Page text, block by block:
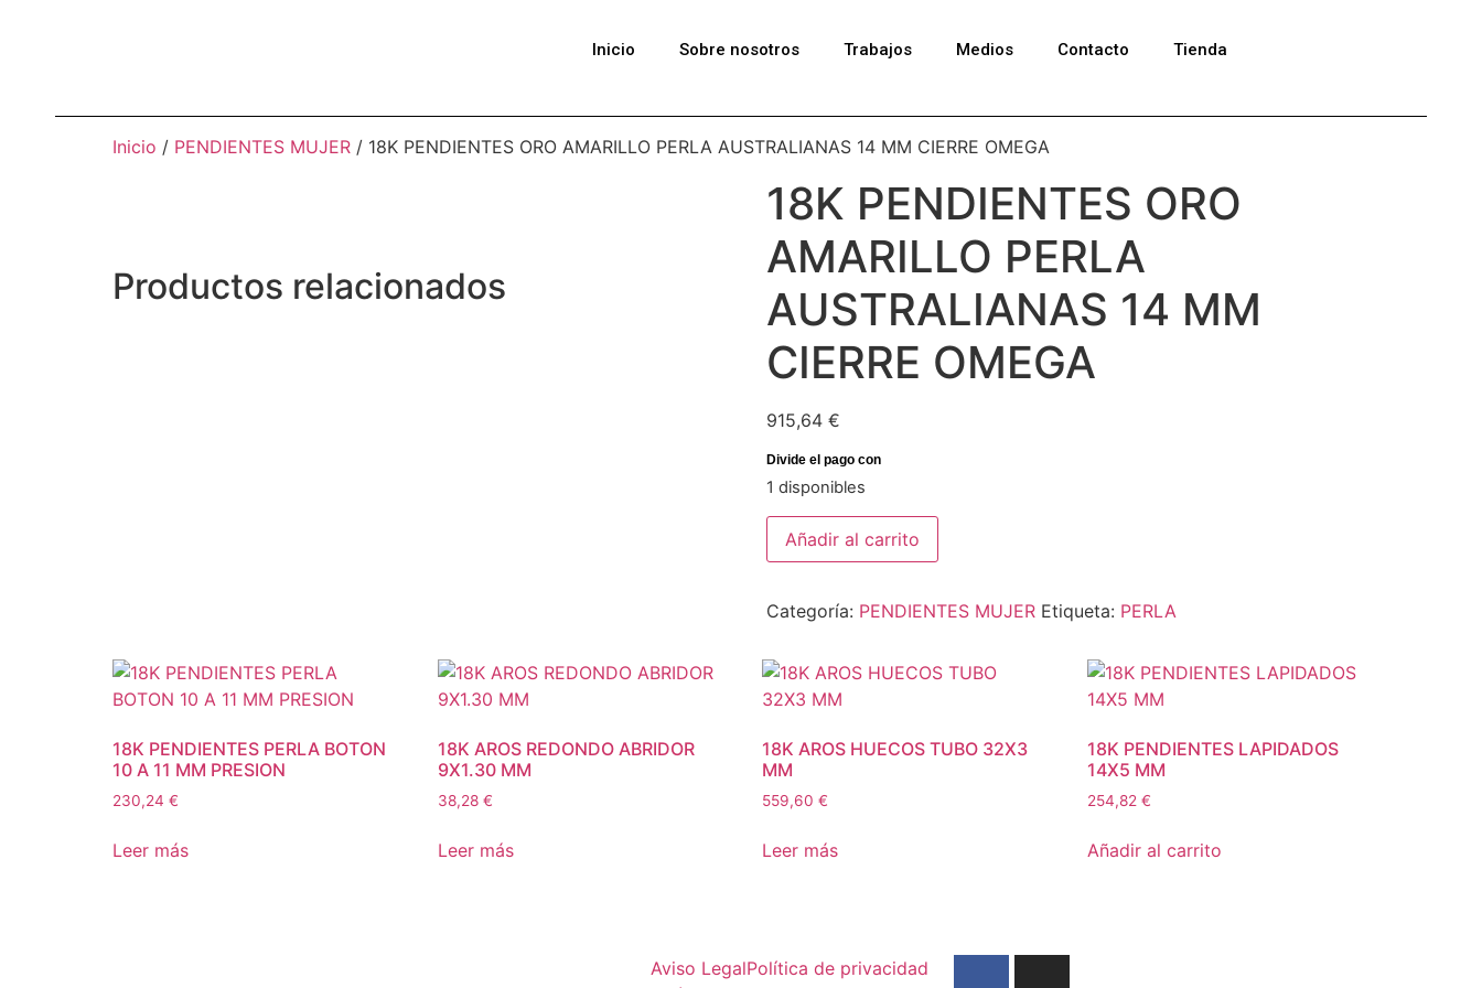
Inicio Sobre nosotros Trabajos Medios Contacto Tienda
Inicio / PENDIENTES MUJER / 18K PENDIENTES ORO AMARILLO PERLA AUSTRALIANAS 14 MM CIERRE OMEGA
18K PENDIENTES ORO
AMARILLO PERLA
AUSTRALIANAS 14 MM
CIERRE OMEGA
915,64 €
1 disponibles
Añadir al carrito
Categoría: PENDIENTES MUJER Etiqueta: PERLA
Productos relacionados
18K PENDIENTES PERLA BOTON
10 A 11 MM PRESION
230,24 €
Leer más
18K AROS REDONDO ABRIDOR
9X1.30 MM
38,28 €
Leer más
18K AROS HUECOS TUBO 32X3
MM
559,60€
Leer más
18K PENDIENTES LAPIDADOS
14X5 MM
254,82€
Añadir al carrito
Aviso LegalPolítica de privacidad